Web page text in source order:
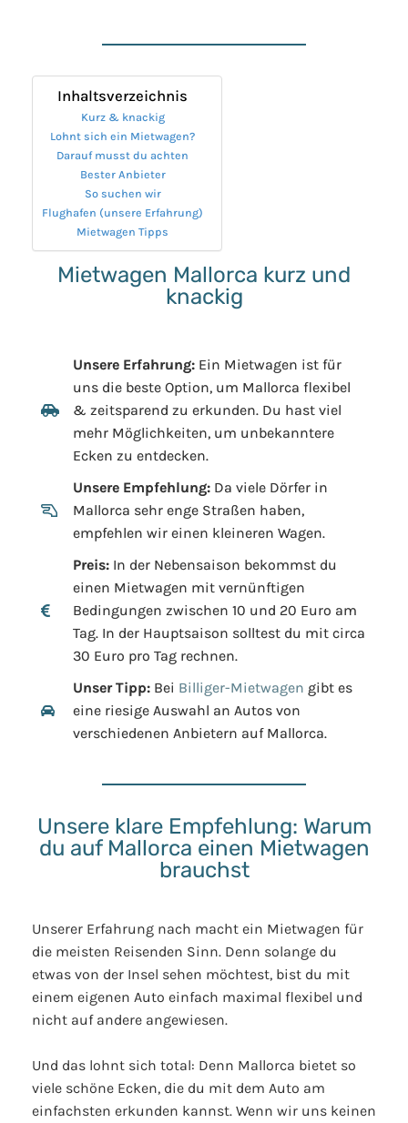
Inhaltsverzeichnis
Kurz & knackig
Lohnt sich ein Mietwagen?
Darauf musst du achten
Bester Anbieter
So suchen wir
Flughafen (unsere Erfahrung)
Mietwagen Tipps
Mietwagen Mallorca kurz und
knackig
Unsere Erfahrung: Ein Mietwagen ist für
uns die beste Option, um Mallorca flexibel
& zeitsparend zu erkunden. Du hast viel
mehr Möglichkeiten, um unbekanntere
Ecken zu entdecken.
Unsere Empfehlung: Da viele Dörfer in
Mallorca sehr enge Straßen haben,
empfehlen wir einen kleineren Wagen.
Preis: In der Nebensaison bekommst du
einen Mietwagen mit vernünftigen
Bedingungen zwischen 10 und 20 Euro am
Tag. In der Hauptsaison solltest du mit circa
30 Euro pro Tag rechnen.
Unser Tipp: Bei Billiger-Mietwagen gibt es
eine riesige Auswahl an Autos von
verschiedenen Anbietern auf Mallorca.
Unsere klare Empfehlung: Warum
du auf Mallorca einen Mietwagen
brauchst
Unserer Erfahrung nach macht ein Mietwagen für
die meisten Reisenden Sinn. Denn solange du
etwas von der Insel sehen möchtest, bist du mit
einem eigenen Auto einfach maximal flexibel und
nicht auf andere angewiesen.
Und das lohnt sich total: Denn Mallorca bietet so
viele schöne Ecken, die du mit dem Auto am
einfachsten erkunden kannst. Wenn wir uns keinen